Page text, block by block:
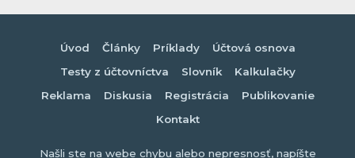
Úvod Články Príklady
Účtová osnova
Testy z účtovníctva
Slovník
Kalkulačky
Reklama
Diskusia Registrácia
Publikovanie
Kontakt
Našli ste na webe chybu alebo nepresnosť, napíšte